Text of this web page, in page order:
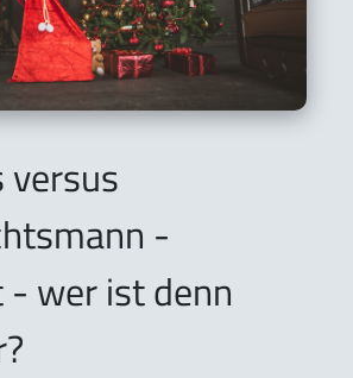
versus
-
wer ist denn